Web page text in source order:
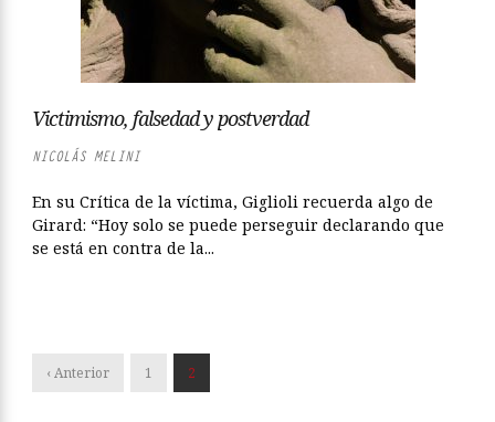
Victimismo, falsedad y postverdad
NICOLÁS MELINI
En su Crítica de la víctima, Giglioli recuerda algo de
Girard: “Hoy solo se puede perseguir declarando que
se está en contra de la...
‹ Anterior 1 2